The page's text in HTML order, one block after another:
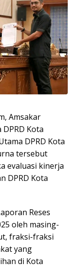
Amsakar
Kota
DPRD Kota
tersebut
evaluasi kinerja
DPRD Kota
Reses
oleh masing-
fraksi-fraksi
yang
di Kota